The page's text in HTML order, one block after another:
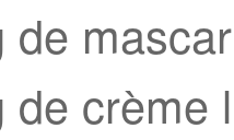
de
de crème